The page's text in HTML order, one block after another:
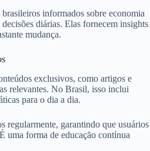
informados sobre economia
diárias. Elas fornecem insights
mudança.
exclusivos, como artigos e
relevantes. No Brasil, isso inclui
para o dia a dia.
regularmente, garantindo que usuários
uma forma de educação contínua